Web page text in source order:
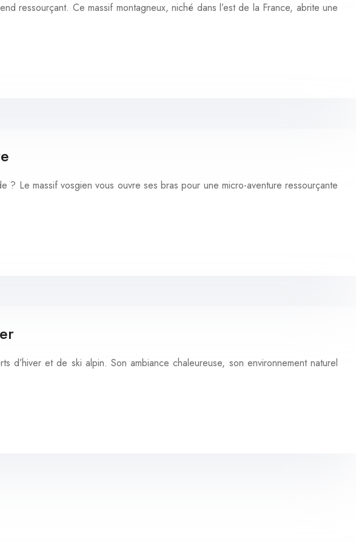
ressourçant. Ce massif montagneux, niché dans l’est de la France, abrite une
? Le massif vosgien vous ouvre ses bras pour une micro-aventure ressourçante
et de ski alpin. Son ambiance chaleureuse, son environnement naturel